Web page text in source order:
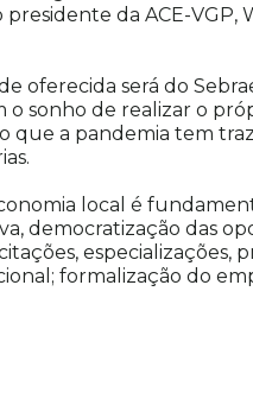
da ACE-VGP,
oferecida será do
sonho de realizar o
que a pandemia tem
local é
democratização das
especializações,
formalização do